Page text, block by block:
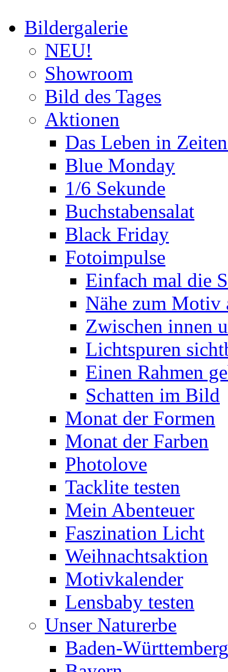
Bildergalerie
NEU!
Showroom
Bild des Tages
Aktionen
Das Leben in
Blue Monday
1/6 Sekunde
Buchstabensalat
Black Friday
Fotoimpulse
Einfach mal die
Nähe zum Motiv
Zwischen innen
Lichtspuren
Einen Rahmen
Schatten im Bild
Monat der Formen
Monat der Farben
Photolove
Tacklite testen
Mein Abenteuer
Faszination Licht
Weihnachtsaktion
Motivkalender
Lensbaby testen
Unser Naturerbe
Baden-Württemberg